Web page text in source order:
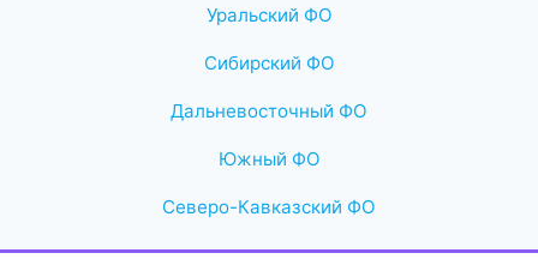
Уральский ФО
Сибирский ФО
Дальневосточный ФО
Южный ФО
Северо-Кавказский ФО